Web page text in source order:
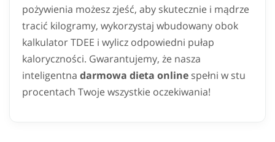
pożywienia możesz zjeść, aby skutecznie i mądrze
tracić kilogramy, wykorzystaj wbudowany obok
kalkulator TDEE i wylicz odpowiedni pułap
kaloryczności. Gwarantujemy, że nasza
inteligentna darmowa dieta online spełni w stu
procentach Twoje wszystkie oczekiwania!